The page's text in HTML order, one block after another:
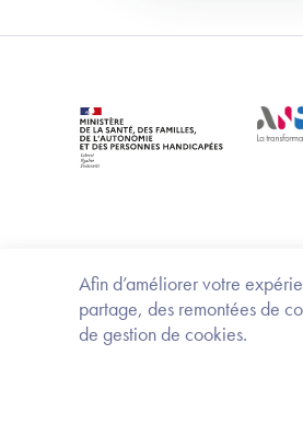
Afin d’améliorer votre
partage, des remontées de
de gestion de cookies.
FooterMinistère de la
Politique de protection